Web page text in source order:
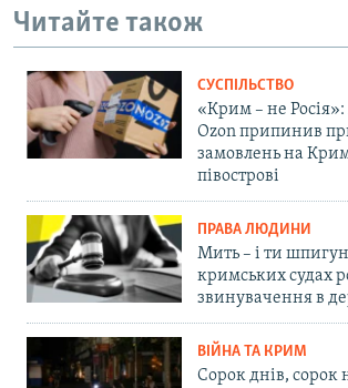
Читайте також
СУСПІЛЬСТВО
«Крим – не
Ozon припинив
замовлень на
півострові
ПРАВА ЛЮДИНИ
Мить – і ти
кримських судах
звинувачення в
ВІЙНА ТА КРИМ
Сорок днів, сорок